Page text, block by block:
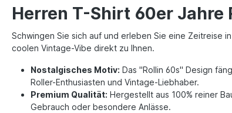
Herren T-Shirt 60er Jahre
Schwingen Sie sich auf und erleben Sie eine Zeitreise
coolen Vintage-Vibe direkt zu Ihnen.
Nostalgisches Motiv: Das "Rollin 60s" Design
Roller-Enthusiasten und Vintage-Liebhaber.
Premium Qualität: Hergestellt aus 100% reiner
Gebrauch oder besondere Anlässe.